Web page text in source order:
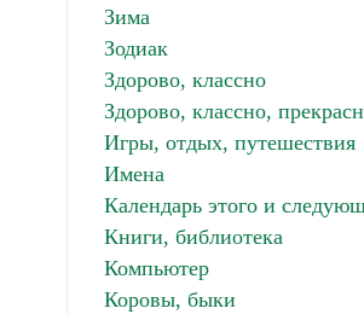
Зима
Зодиак
Здорово, классно
Здорово, классно,
Игры, отдых, путешествия
Имена
Календарь этого и
Книги, библиотека
Компьютер
Коровы, быки